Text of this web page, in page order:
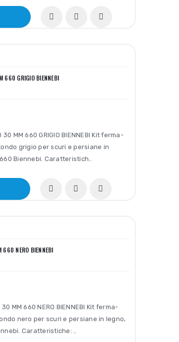
660 GRIGIO BIENNEBI
30 MM 660 GRIGIO BIENNEBI Kit ferma-
grigio per scuri e persiane in
Biennebi. Caratteristich..
660 NERO BIENNEBI
30 MM 660 NERO BIENNEBI Kit ferma-
nero per scuri e persiane in legno,
Caratteristiche: ..